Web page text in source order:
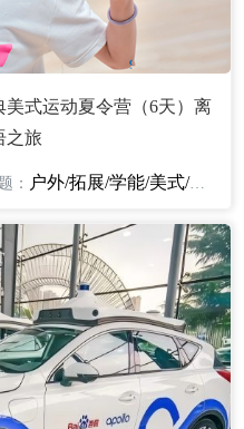
美式运动夏令营（6天）离
之旅
： 户外/拓展/学能/美式/英语